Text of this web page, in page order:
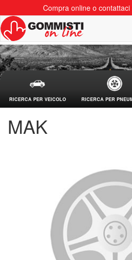
Compra online o contattaci
RICERCA PER VEICOLO RICERCA PER
MAK